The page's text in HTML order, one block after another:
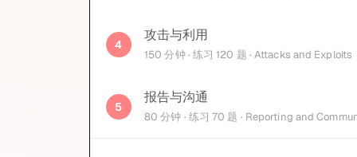
4
攻击与利用
150 分钟 · 练习 120 题 · Attacks and Exploits
5
报告与沟通
80 分钟 · 练习 70 题 · Reporting and